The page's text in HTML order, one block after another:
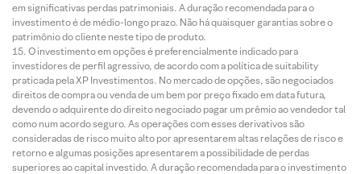
em significativas perdas patrimoniais. A duração recomendada para o
investimento é de médio-longo prazo. Não há quaisquer garantias sobre o
patrimônio do cliente neste tipo de produto.
O investimento em opções é preferencialmente indicado para
investidores de perfil agressivo, de acordo com a política de suitability
praticada pela XP Investimentos. No mercado de opções, são negociados
direitos de compra ou venda de um bem por preço fixado em data futura,
devendo o adquirente do direito negociado pagar um prêmio ao vendedor tal
como num acordo seguro. As operações com esses derivativos são
consideradas de risco muito alto por apresentarem altas relações de risco e
retorno e algumas posições apresentarem a possibilidade de perdas
superiores ao capital investido. A duração recomendada para o investimento